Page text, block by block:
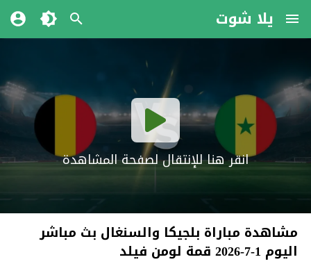
يلا شوت
انقر هنا للإنتقال لصفحة المشاهدة
مشاهدة مباراة بلجيكا والسنغال بث مباشر
اليوم 1-7-2026 قمة لومن فيلد